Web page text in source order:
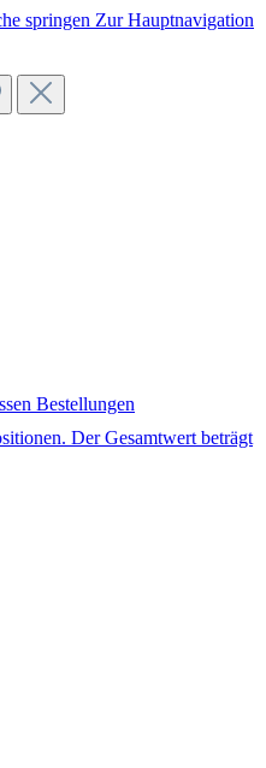
springen Zur Hauptnavigation
Bestellungen
Der Gesamtwert beträgt